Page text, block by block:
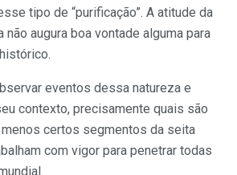
tipo de “purificação”. A atitude da
não augura boa vontade alguma para
eventos dessa natureza e
contexto, precisamente quais são
certos segmentos da seita
com vigor para penetrar todas